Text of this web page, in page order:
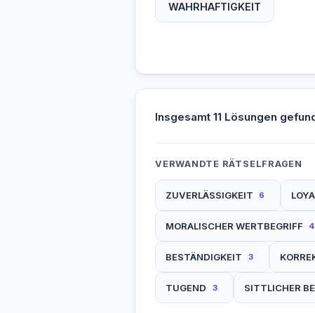
WAHRHAFTIGKEIT
Insgesamt 11 Lösungen
VERWANDTE RÄTSELFRAGEN
ZUVERLÄSSIGKEIT 6
MORALISCHER WERTBEGRIFF 4
BESTÄNDIGKEIT 3
TUGEND 3 SITTLICHER